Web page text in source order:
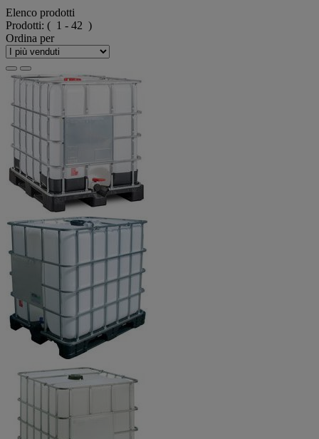
Elenco prodotti
Prodotti: ( 1 - 42 )
Ordina per